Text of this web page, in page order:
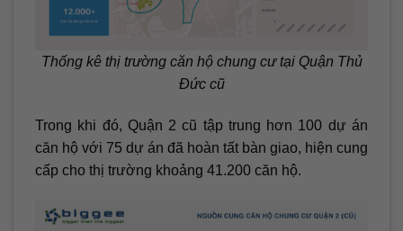
Thống kê thị trường căn hộ chung cư tại Quận Thủ
Đức cũ
Trong khi đó, Quận 2 cũ tập trung hơn 100 dự án
căn hộ với 75 dự án đã hoàn tất bàn giao, hiện cung
cấp cho thị trường khoảng 41.200 căn hộ.